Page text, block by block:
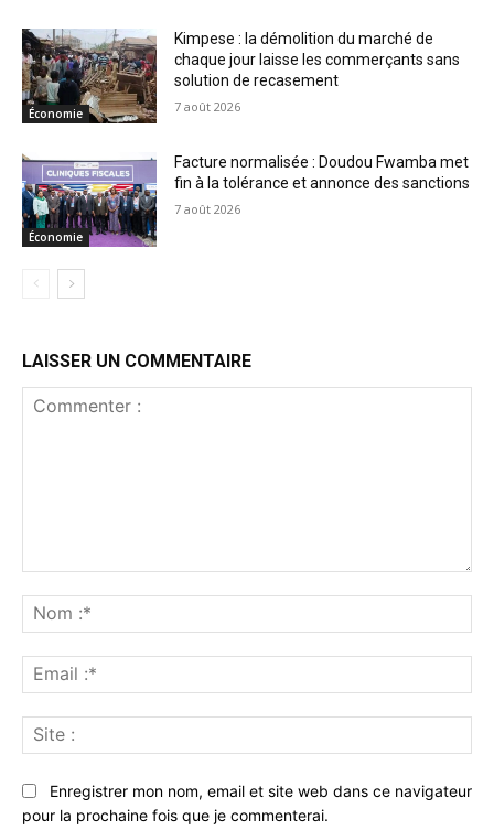
Économie
Kimpese : la démolition du marché de
chaque jour laisse les commerçants sans
solution de recasement
7 août 2026
Économie
Facture normalisée : Doudou Fwamba met
fin à la tolérance et annonce des sanctions
7 août 2026
LAISSER UN COMMENTAIRE
:*
:*
:
Enregistrer mon nom, email et site web dans ce navigateur
pour la prochaine fois que je commenterai.